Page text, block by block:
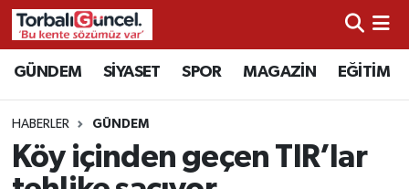
GÜNDEM SİYASET SPOR MAGAZİN EĞİTİM
HABERLER GÜNDEM
Köy içinden geçen TIR’lar
İzmir Nöbetçi Eczaneler
İzmir Hava Durumu
İzmir Namaz Vakitleri